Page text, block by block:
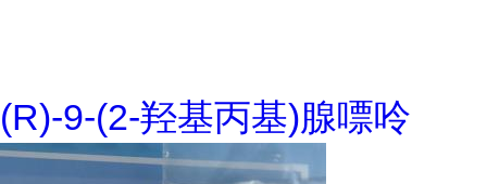
(R)-9-(2-羟基丙基)腺嘌呤